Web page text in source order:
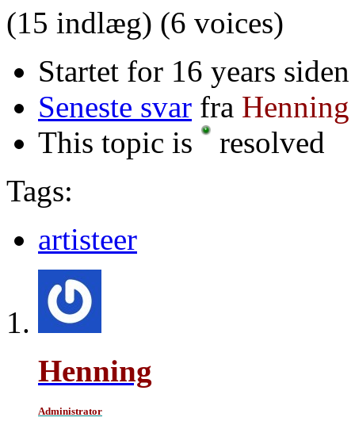
(15 indlæg) (6 voices)
Startet for 16 years
Seneste svar fra Henning
This topic is
resolved
Tags:
artisteer
Henning
Administrator